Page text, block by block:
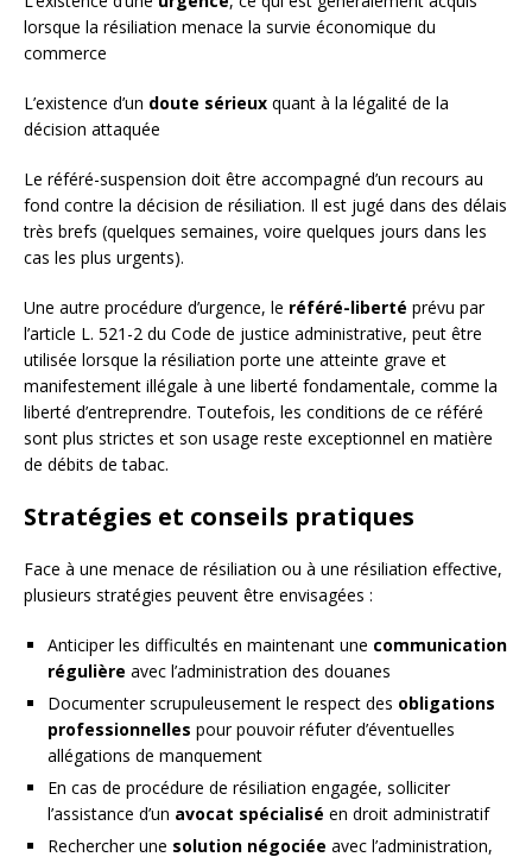
lorsque la résiliation menace la survie économique du
commerce
L’existence d’un doute sérieux quant à la légalité de la
décision attaquée
Le référé-suspension doit être accompagné d’un recours au
fond contre la décision de résiliation. Il est jugé dans des délais
très brefs (quelques semaines, voire quelques jours dans les
cas les plus urgents).
Une autre procédure d’urgence, le référé-liberté prévu par
l’article L. 521-2 du Code de justice administrative, peut être
utilisée lorsque la résiliation porte une atteinte grave et
manifestement illégale à une liberté fondamentale, comme la
liberté d’entreprendre. Toutefois, les conditions de ce référé
sont plus strictes et son usage reste exceptionnel en matière
de débits de tabac.
Stratégies et conseils pratiques
Face à une menace de résiliation ou à une résiliation effective,
plusieurs stratégies peuvent être envisagées :
Anticiper les difficultés en maintenant une communication
régulière avec l’administration des douanes
Documenter scrupuleusement le respect des obligations
professionnelles pour pouvoir réfuter d’éventuelles
allégations de manquement
En cas de procédure de résiliation engagée, solliciter
l’assistance d’un avocat spécialisé en droit administratif
Rechercher une solution négociée avec l’administration,